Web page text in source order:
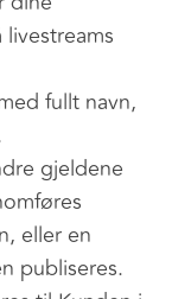
fullt navn,
gjeldene
eller en
publiseres.